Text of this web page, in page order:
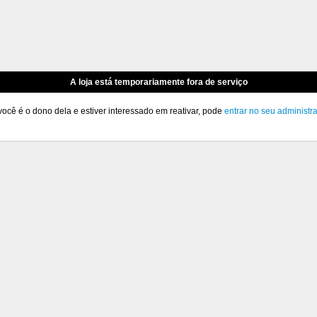
A loja está temporariamente fora de serviço
é o dono dela e estiver interessado em reativar, pode entrar no seu